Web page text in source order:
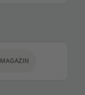
MAGAZIN